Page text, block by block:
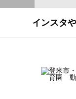
インスタ